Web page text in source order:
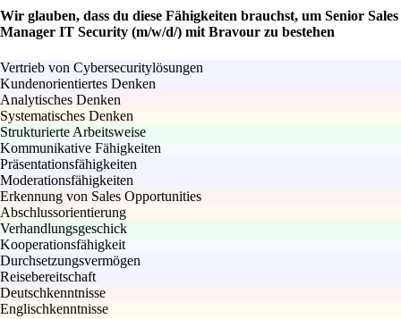
Wir glauben, dass du diese Fähigkeiten brauchst, um Senior Sales
Manager IT Security (m/w/d/) mit Bravour zu bestehen
Vertrieb von Cybersecuritylösungen
Kundenorientiertes Denken
Analytisches Denken
Systematisches Denken
Strukturierte Arbeitsweise
Kommunikative Fähigkeiten
Präsentationsfähigkeiten
Moderationsfähigkeiten
Erkennung von Sales Opportunities
Abschlussorientierung
Verhandlungsgeschick
Kooperationsfähigkeit
Durchsetzungsvermögen
Reisebereitschaft
Deutschkenntnisse
Englischkenntnisse